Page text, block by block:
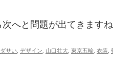
へと問題が出てきますね
ダサい, デザイン, 山口壮大, 東京五輪, 衣装,